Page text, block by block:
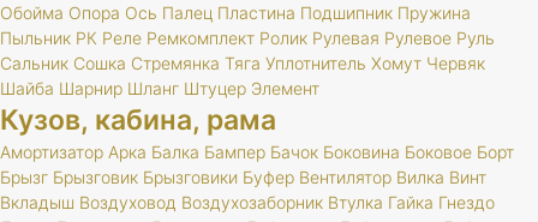
Обойма Опора Ось Палец Пластина Подшипник Пружина
Пыльник РК Реле Ремкомплект Ролик Рулевая Рулевое Руль
Сальник Сошка Стремянка Тяга Уплотнитель Хомут Червяк
Шайба Шарнир Шланг Штуцер Элемент
Кузов, кабина, рама
Амортизатор Арка Балка Бампер Бачок Боковина Боковое Борт
Брызг Брызговик Брызговики Буфер Вентилятор Вилка Винт
Вкладыш Воздуховод Воздухозаборник Втулка Гайка Гнездо